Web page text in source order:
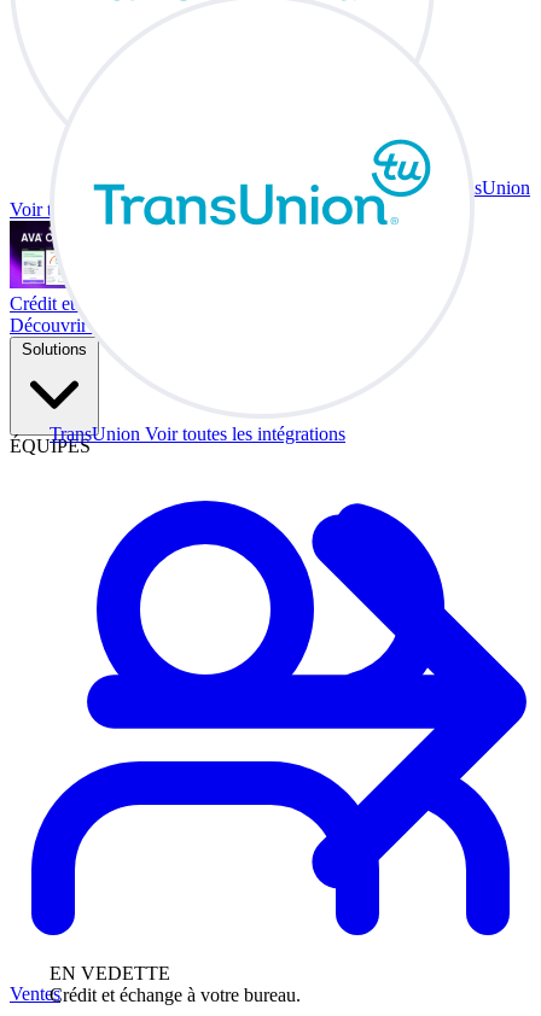
TransUnion Voir toutes les intégrations
EN VEDETTE
Crédit et échange à votre bureau.
TransUnion
Voir toutes les intégrations
Crédit et échange à votre bureau.
Découvrir Co-Driver
Solutions
ÉQUIPES
Ventes